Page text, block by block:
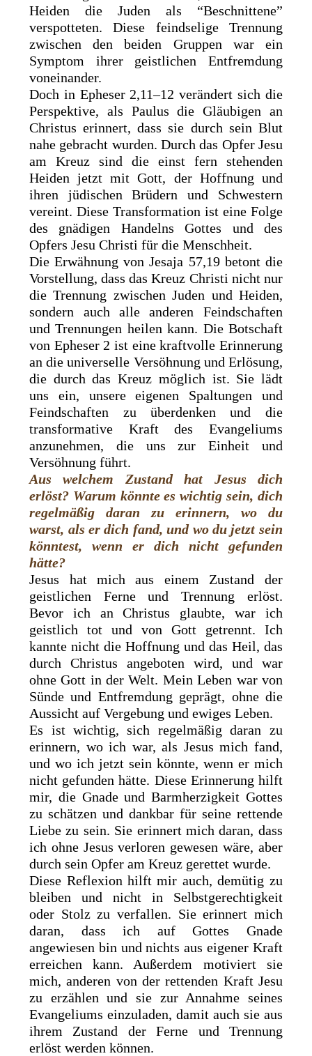
Heiden die Juden als “Beschnittene”
verspotteten. Diese feindselige Trennung
zwischen den beiden Gruppen war ein
Symptom ihrer geistlichen Entfremdung
voneinander.
Doch in Epheser 2,11–12 verändert sich die
Perspektive, als Paulus die Gläubigen an
Christus erinnert, dass sie durch sein Blut
nahe gebracht wurden. Durch das Opfer Jesu
am Kreuz sind die einst fern stehenden
Heiden jetzt mit Gott, der Hoffnung und
ihren jüdischen Brüdern und Schwestern
vereint. Diese Transformation ist eine Folge
des gnädigen Handelns Gottes und des
Opfers Jesu Christi für die Menschheit.
Die Erwähnung von Jesaja 57,19 betont die
Vorstellung, dass das Kreuz Christi nicht nur
die Trennung zwischen Juden und Heiden,
sondern auch alle anderen Feindschaften
und Trennungen heilen kann. Die Botschaft
von Epheser 2 ist eine kraftvolle Erinnerung
an die universelle Versöhnung und Erlösung,
die durch das Kreuz möglich ist. Sie lädt
uns ein, unsere eigenen Spaltungen und
Feindschaften zu überdenken und die
transformative Kraft des Evangeliums
anzunehmen, die uns zur Einheit und
Versöhnung führt.
Aus welchem Zustand hat Jesus dich
erlöst? Warum könnte es wichtig sein, dich
regelmäßig daran zu erinnern, wo du
warst, als er dich fand, und wo du jetzt sein
könntest, wenn er dich nicht gefunden
hätte?
Jesus hat mich aus einem Zustand der
geistlichen Ferne und Trennung erlöst.
Bevor ich an Christus glaubte, war ich
geistlich tot und von Gott getrennt. Ich
kannte nicht die Hoffnung und das Heil, das
durch Christus angeboten wird, und war
ohne Gott in der Welt. Mein Leben war von
Sünde und Entfremdung geprägt, ohne die
Aussicht auf Vergebung und ewiges Leben.
Es ist wichtig, sich regelmäßig daran zu
erinnern, wo ich war, als Jesus mich fand,
und wo ich jetzt sein könnte, wenn er mich
nicht gefunden hätte. Diese Erinnerung hilft
mir, die Gnade und Barmherzigkeit Gottes
zu schätzen und dankbar für seine rettende
Liebe zu sein. Sie erinnert mich daran, dass
ich ohne Jesus verloren gewesen wäre, aber
durch sein Opfer am Kreuz gerettet wurde.
Diese Reflexion hilft mir auch, demütig zu
bleiben und nicht in Selbstgerechtigkeit
oder Stolz zu verfallen. Sie erinnert mich
daran, dass ich auf Gottes Gnade
angewiesen bin und nichts aus eigener Kraft
erreichen kann. Außerdem motiviert sie
mich, anderen von der rettenden Kraft Jesu
zu erzählen und sie zur Annahme seines
Evangeliums einzuladen, damit auch sie aus
ihrem Zustand der Ferne und Trennung
erlöst werden können.